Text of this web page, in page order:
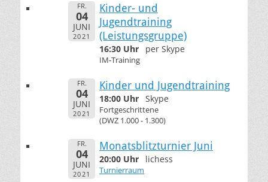
FR.
04
JUNI
2021
Kinder- und
Jugendtraining
(Leistungsgruppe)
16:30 Uhr per Skype
IM-Training
FR.
04
JUNI
2021
Kinder und Jugendtraining
18:00 Uhr Skype
Fortgeschrittene
(DWZ 1.000 - 1.300)
FR.
04
JUNI
2021
Monatsblitzturnier Juni
20:00 Uhr lichess
Turnierraum